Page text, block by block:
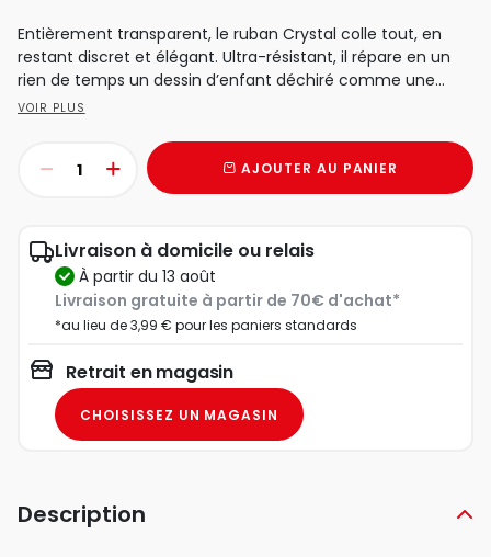
Entièrement transparent, le ruban Crystal colle tout, en
restant discret et élégant. Ultra-résistant, il répare en un
rien de temps un dessin d’enfant déchiré comme une...
VOIR PLUS
AJOUTER AU PANIER
Livraison à domicile ou relais
à partir du 13 août
Livraison gratuite à partir de 70€ d'achat*
*au lieu de 3,99 € pour les paniers standards
Retrait en magasin
CHOISISSEZ UN MAGASIN
Description